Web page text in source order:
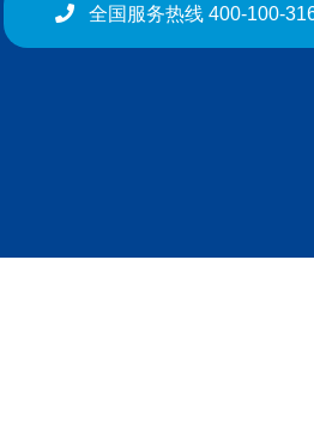
全国服务热线 400-100-